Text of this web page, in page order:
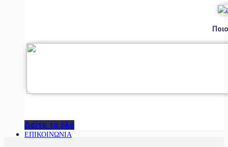
Δείτε τα όλα
ΕΠΙΚΟΙΝΩΝΙΑ